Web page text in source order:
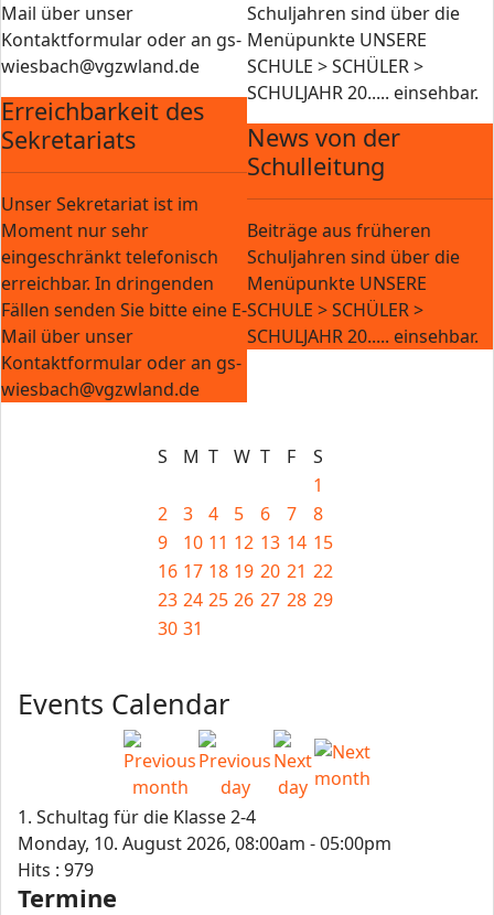
Mail über unser
Kontaktformular oder an gs-
wiesbach@vgzwland.de
Erreichbarkeit des
Sekretariats
Unser Sekretariat ist im
Moment nur sehr
eingeschränkt telefonisch
erreichbar. In dringenden
Fällen senden Sie bitte eine E-
Mail über unser
Kontaktformular oder an gs-
wiesbach@vgzwland.de
Schuljahren sind über die
Menüpunkte UNSERE
SCHULE > SCHÜLER >
SCHULJAHR 20..... einsehbar.
News von der
Schulleitung
Beiträge aus früheren
Schuljahren sind über die
Menüpunkte UNSERE
SCHULE > SCHÜLER >
SCHULJAHR 20..... einsehbar.
S M T W T F
S
1
2
3 4 5 6 7
8
9
10 11 12 13 14 15
16 17 18 19 20 21 22
23 24 25 26 27 28 29
30 31
Events Calendar
1. Schultag für die Klasse 2-4
Monday, 10. August 2026, 08:00am - 05:00pm
Hits : 979
Termine